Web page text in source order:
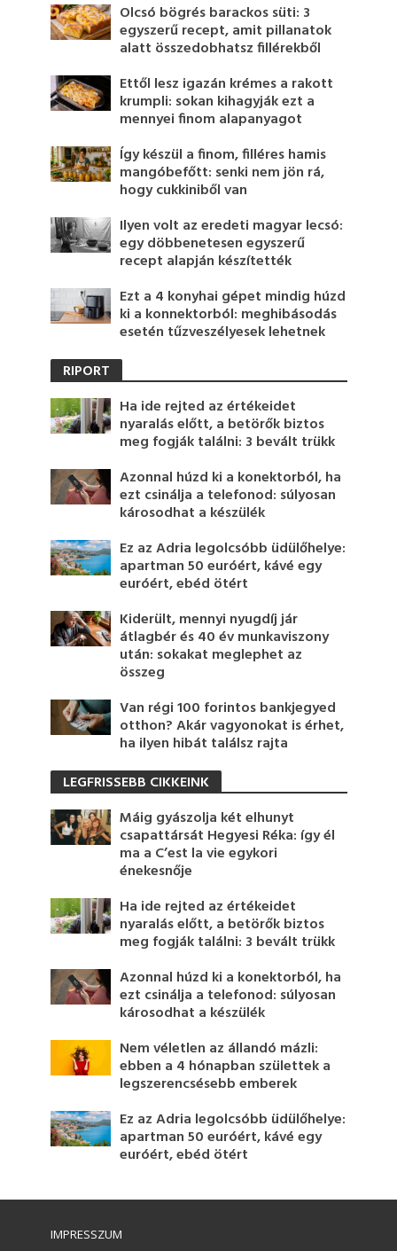
Olcsó bögrés barackos süti: 3
egyszerű recept, amit pillanatok
alatt összedobhatsz fillérekből
Ettől lesz igazán krémes a rakott
krumpli: sokan kihagyják ezt a
mennyei finom alapanyagot
Így készül a finom, filléres hamis
mangóbefőtt: senki nem jön rá,
hogy cukkiniből van
Ilyen volt az eredeti magyar lecsó:
egy döbbenetesen egyszerű
recept alapján készítették
Ezt a 4 konyhai gépet mindig húzd
ki a konnektorból: meghibásodás
esetén tűzveszélyesek lehetnek
RIPORT
Ha ide rejted az értékeidet
nyaralás előtt, a betörők biztos
meg fogják találni: 3 bevált trükk
Azonnal húzd ki a konektorból, ha
ezt csinálja a telefonod: súlyosan
károsodhat a készülék
Ez az Adria legolcsóbb üdülőhelye:
apartman 50 euróért, kávé egy
euróért, ebéd ötért
Kiderült, mennyi nyugdíj jár
átlagbér és 40 év munkaviszony
után: sokakat meglephet az
összeg
Van régi 100 forintos bankjegyed
otthon? Akár vagyonokat is érhet,
ha ilyen hibát találsz rajta
LEGFRISSEBB CIKKEINK
Máig gyászolja két elhunyt
csapattársát Hegyesi Réka: így él
ma a C’est la vie egykori
énekesnője
Ha ide rejted az értékeidet
nyaralás előtt, a betörők biztos
meg fogják találni: 3 bevált trükk
Azonnal húzd ki a konektorból, ha
ezt csinálja a telefonod: súlyosan
károsodhat a készülék
Nem véletlen az állandó mázli:
ebben a 4 hónapban születtek a
legszerencsésebb emberek
Ez az Adria legolcsóbb üdülőhelye:
apartman 50 euróért, kávé egy
euróért, ebéd ötért
IMPRESSZUM